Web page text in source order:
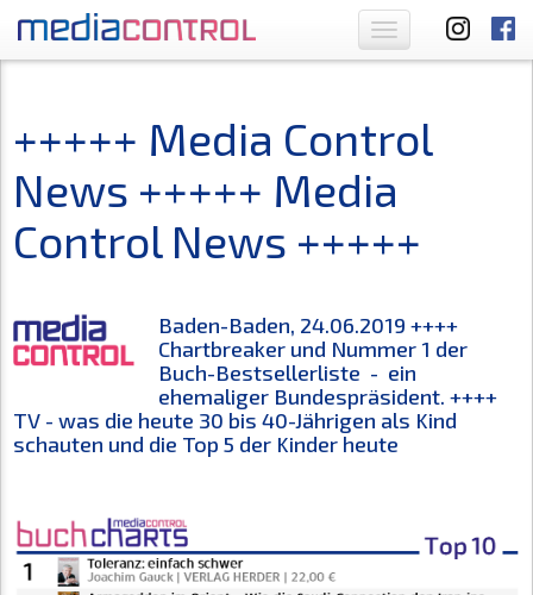
Toggle
navigation
+++++ Media Control
News +++++ Media
Control News +++++
Baden-Baden, 24.06.2019 ++++
Chartbreaker und Nummer 1 der
Buch-Bestsellerliste - ein
ehemaliger Bundespräsident. ++++
TV - was die heute 30 bis 40-Jährigen als Kind
schauten und die Top 5 der Kinder heute